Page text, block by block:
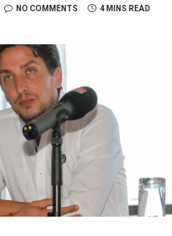
NO COMMENTS 4 MINS READ